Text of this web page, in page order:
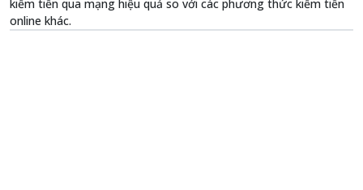
kiếm tiền qua mạng hiệu quả so với các phương thức kiếm tiền
online khác.